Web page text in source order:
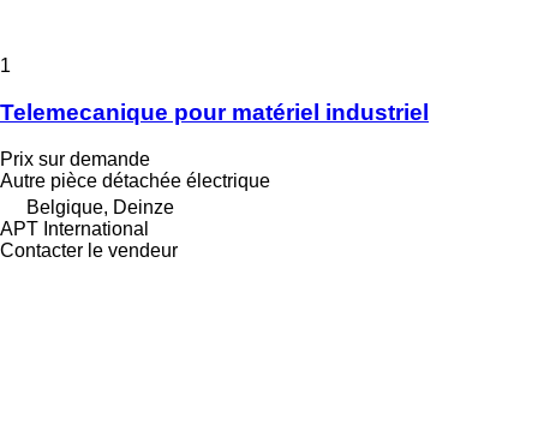
1
Telemecanique pour matériel industriel
Prix sur demande
Autre pièce détachée électrique
Belgique, Deinze
APT International
Contacter le vendeur